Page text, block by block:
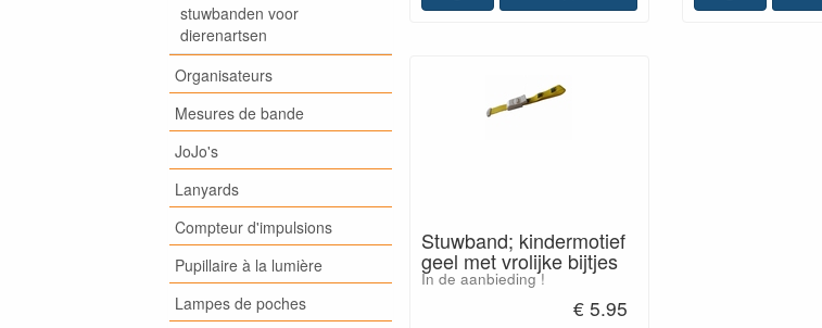
stuwbanden voor
dierenartsen
Organisateurs
Mesures de bande
JoJo's
Lanyards
Compteur d'impulsions
Pupillaire à la lumière
Lampes de poches
Stuwband; kindermotief
geel met vrolijke bijtjes
In de aanbieding !
€ 5.95